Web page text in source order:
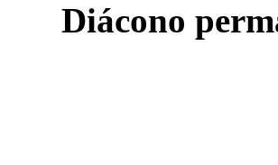
Diácono